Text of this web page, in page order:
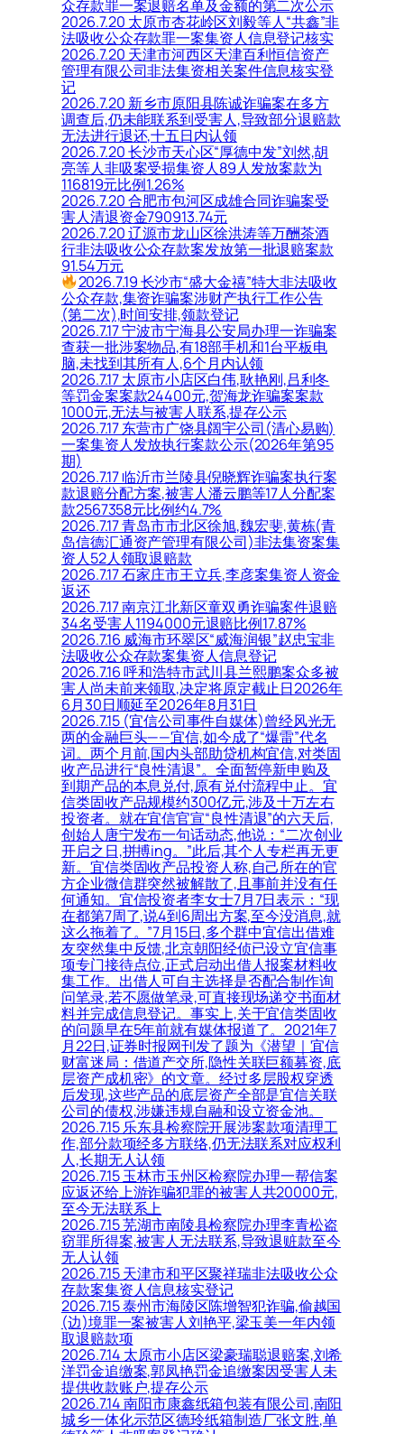
众存款罪一案退赔名单及金额的第二次公示
2026.7.20 太原市杏花岭区刘毅等人“共鑫”非
法吸收公众存款罪一案集资人信息登记核实
2026.7.20 天津市河西区天津百利恒信资产
管理有限公司非法集资相关案件信息核实登
记
2026.7.20 新乡市原阳县陈诚诈骗案在多方
调查后,仍未能联系到受害人,导致部分退赔款
无法进行退还,十五日内认领
2026.7.20 长沙市天心区“厚德中发”刘然,胡
亮等人非吸案受损集资人89人发放案款为
116819元比例1.26%
2026.7.20 合肥市包河区成雄合同诈骗案受
害人清退资金790913.74元
2026.7.20 辽源市龙山区徐洪涛等万酬茶酒
行非法吸收公众存款案发放第一批退赔案款
91.54万元
2026.7.19 长沙市“盛大金禧”特大非法吸收
公众存款,集资诈骗案涉财产执行工作公告
(第二次),时间安排,领款登记
2026.7.17 宁波市宁海县公安局办理一诈骗案
查获一批涉案物品,有18部手机和1台平板电
脑,未找到其所有人,6个月内认领
2026.7.17 太原市小店区白伟,耿艳刚,吕利冬
等罚金案案款24400元,贺海龙诈骗案案款
1000元,无法与被害人联系,提存公示
2026.7.17 东营市广饶县阔宇公司(清心易购)
一案集资人发放执行案款公示(2026年第95
期)
2026.7.17 临沂市兰陵县倪晓辉诈骗案执行案
款退赔分配方案,被害人潘云鹏等17人分配案
款2567358元比例约4.7%
2026.7.17 青岛市市北区徐旭,魏宏斐,黄栋(青
岛信德汇通资产管理有限公司)非法集资案集
资人52人领取退赔款
2026.7.17 石家庄市王立兵,李彦案集资人资金
返还
2026.7.17 南京江北新区童双勇诈骗案件退赔
34名受害人1194000元退赔比例17.87%
2026.7.16 威海市环翠区“威海润银”赵忠宝非
法吸收公众存款案集资人信息登记
2026.7.16 呼和浩特市武川县兰熙鹏案众多被
害人尚未前来领取,决定将原定截止日2026年
6月30日顺延至2026年8月31日
2026.7.15 (宜信公司事件自媒体)曾经风光无
两的金融巨头——宜信,如今成了“爆雷”代名
词。两个月前,国内头部助贷机构宜信,对类固
收产品进行“良性清退”。全面暂停新申购及
到期产品的本息兑付,原有兑付流程中止。宜
信类固收产品规模约300亿元,涉及十万左右
投资者。就在宜信官宣“良性清退”的六天后,
创始人唐宁发布一句话动态,他说：“二次创业
开启之日,拼搏ing。”此后,其个人专栏再无更
新。宜信类固收产品投资人称,自己所在的官
方企业微信群突然被解散了,且事前并没有任
何通知。宜信投资者李女士7月7日表示：“现
在都第7周了,说4到6周出方案,至今没消息,就
这么拖着了。”7月15日,多个群中宜信出借难
友突然集中反馈,北京朝阳经侦已设立宜信事
项专门接待点位,正式启动出借人报案材料收
集工作。出借人可自主选择是否配合制作询
问笔录,若不愿做笔录,可直接现场递交书面材
料并完成信息登记。事实上,关于宜信类固收
的问题早在5年前就有媒体报道了。2021年7
月22日,证券时报网刊发了题为《潜望｜宜信
财富迷局：借道产交所,隐性关联巨额募资,底
层资产成机密》的文章。经过多层股权穿透
后发现,这些产品的底层资产全部是宜信关联
公司的债权,涉嫌违规自融和设立资金池。
2026.7.15 乐东县检察院开展涉案款项清理工
作,部分款项经多方联络,仍无法联系对应权利
人,长期无人认领
2026.7.15 玉林市玉州区检察院办理一帮信案
应返还给上游诈骗犯罪的被害人共20000元,
至今无法联系上
2026.7.15 芜湖市南陵县检察院办理李青松盗
窃罪所得案,被害人无法联系,导致退赃款至今
无人认领
2026.7.15 天津市和平区聚祥瑞非法吸收公众
存款案集资人信息核实登记
2026.7.15 泰州市海陵区陈增智犯诈骗,偷越国
(边)境罪一案被害人刘艳平,梁玉美一年内领
取退赔款项
2026.7.14 太原市小店区梁豪瑞聪退赔案,刘希
洋罚金追缴案,郭凤艳罚金追缴案因受害人未
提供收款账户,提存公示
2026.7.14 南阳市康鑫纸箱包装有限公司,南阳
城乡一体化示范区德玲纸箱制造厂张文胜,单